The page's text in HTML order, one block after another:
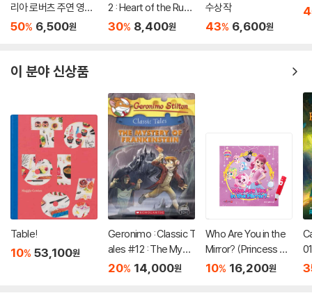
리아 로버츠 주연 영화
'원더' 원작 소설
50% 6,500원
2 : Heart of the Ruby
Dragon (A Branches
30% 8,400원
수상작
43% 6,600원
이 분야 신상품
Table!
10% 53,100원
Geronimo : Classic T
ales #12 : The Myst
ery of Frankenstein
20% 14,000원
Who Are You in the
Mirror? (Princess Ca
tch! Teenieping) (세
10% 16,200원